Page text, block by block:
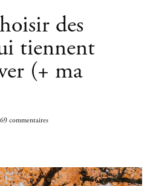
des
tiennent
(+ ma
69 commentaires